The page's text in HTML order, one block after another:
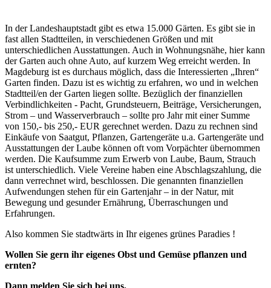
In der Landeshauptstadt gibt es etwa 15.000 Gärten. Es gibt sie in
fast allen Stadtteilen, in verschiedenen Größen und mit
unterschiedlichen Ausstattungen. Auch in Wohnungsnähe, hier kann
der Garten auch ohne Auto, auf kurzem Weg erreicht werden. In
Magdeburg ist es durchaus möglich, dass die Interessierten „Ihren“
Garten finden. Dazu ist es wichtig zu erfahren, wo und in welchen
Stadtteil/en der Garten liegen sollte. Bezüglich der finanziellen
Verbindlichkeiten - Pacht, Grundsteuern, Beiträge, Versicherungen,
Strom – und Wasserverbrauch – sollte pro Jahr mit einer Summe
von 150,- bis 250,- EUR gerechnet werden. Dazu zu rechnen sind
Einkäufe von Saatgut, Pflanzen, Gartengeräte u.a. Gartengeräte und
Ausstattungen der Laube können oft vom Vorpächter übernommen
werden. Die Kaufsumme zum Erwerb von Laube, Baum, Strauch
ist unterschiedlich. Viele Vereine haben eine Abschlagszahlung, die
dann verrechnet wird, beschlossen. Die genannten finanziellen
Aufwendungen stehen für ein Gartenjahr – in der Natur, mit
Bewegung und gesunder Ernährung, Überraschungen und
Erfahrungen.
Also kommen Sie stadtwärts in Ihr eigenes grünes Paradies !
Wollen Sie gern ihr eigenes Obst und Gemüse pflanzen und
ernten?
Dann melden Sie sich bei uns.